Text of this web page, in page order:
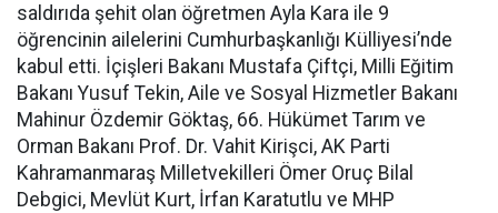
saldırıda şehit olan öğretmen Ayla Kara ile 9
öğrencinin ailelerini Cumhurbaşkanlığı Külliyesi’nde
kabul etti. İçişleri Bakanı Mustafa Çiftçi, Milli Eğitim
Bakanı Yusuf Tekin, Aile ve Sosyal Hizmetler Bakanı
Mahinur Özdemir Göktaş, 66. Hükümet Tarım ve
Orman Bakanı Prof. Dr. Vahit Kirişci, AK Parti
Kahramanmaraş Milletvekilleri Ömer Oruç Bilal
Debgici, Mevlüt Kurt, İrfan Karatutlu ve MHP